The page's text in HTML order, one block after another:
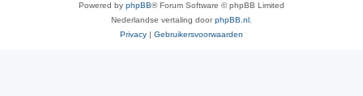
Powered by phpBB® Forum Software © phpBB Limited
Nederlandse vertaling doorphpBB.nl
Privacy | Gebruikersvoorwaarden